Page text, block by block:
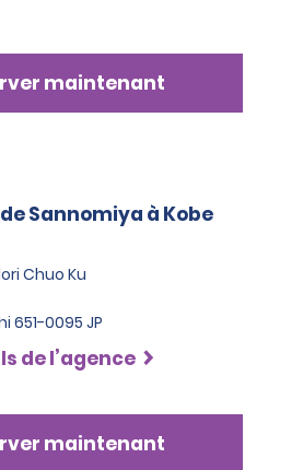
maintenant
Sannomiya à Kobe
Chuo Ku
651-0095 JP
de l’agence
maintenant